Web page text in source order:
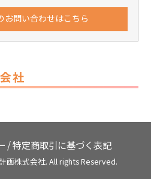
お問い合わせはこちら
/特定商取引に基づく表記
画株式会社. All rights Reserved.